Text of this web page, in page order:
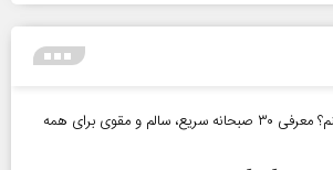
صبحانه چی درست کنم؟ معرفی ۳۰ صبحانه سریع، سالم و مقوی برای همه